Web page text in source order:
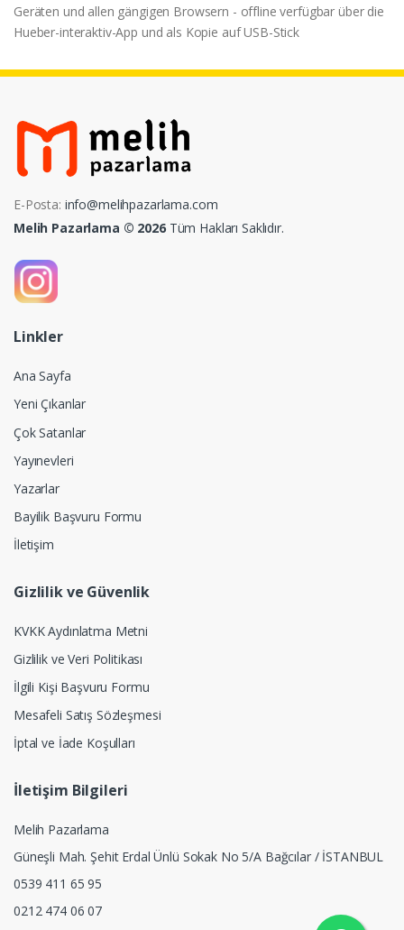
Geräten und allen gängigen Browsern - offline verfügbar über die
Hueber-interaktiv-App und als Kopie auf USB-Stick
E-Posta: info@melihpazarlama.com
Melih Pazarlama © 2026Tüm Hakları Saklıdır.
Linkler
Ana Sayfa
Yeni Çıkanlar
Çok Satanlar
Yayınevleri
Yazarlar
Bayilik Başvuru Formu
İletişim
Gizlilik ve Güvenlik
KVKK Aydınlatma Metni
Gizlilik ve Veri Politikası
İlgili Kişi Başvuru Formu
Mesafeli Satış Sözleşmesi
İptal ve İade Koşulları
İletişim Bilgileri
Melih Pazarlama
Güneşli Mah. Şehit Erdal Ünlü Sokak No 5/A Bağcılar / İSTANBUL
0539 411 65 95
0212 474 06 07